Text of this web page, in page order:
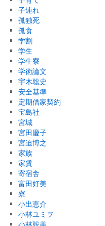
子連れ
孤独死
孤食
学割
学生
学生寮
学術論文
宇木聡史
安全基準
定期借家契約
宝島社
宮城
宮田慶子
宮迫博之
家族
家賃
寄宿舎
富田好美
寮
小出恵介
小林ユミヲ